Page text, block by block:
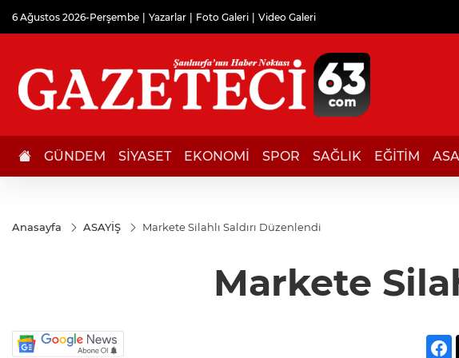
6 Ağustos 2026-Perşembe Yazarlar Foto Galeri Video Galeri
GÜNDEM SİYASET EKONOMİ SPOR SAĞLIK EĞİTİM
Anasayfa ASAYİŞ Markete Silahlı Saldırı Düzenlendi
Markete